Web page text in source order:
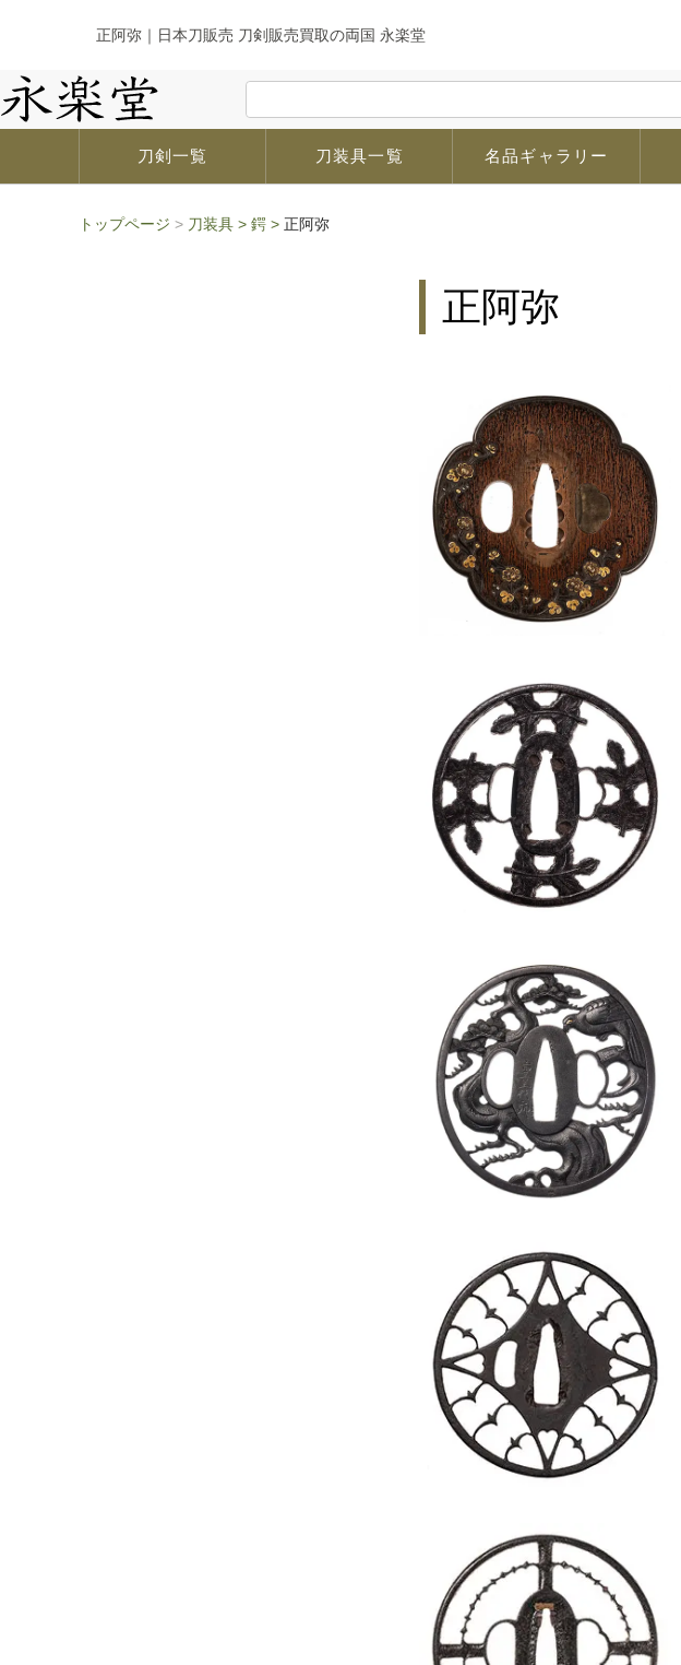
正阿弥｜日本刀販売 刀剣販売買取の両国 永楽堂
刀剣一覧 刀装具一覧 名品ギャラリー
トップページ > 刀装具 > 鍔 > 正阿弥
正阿弥